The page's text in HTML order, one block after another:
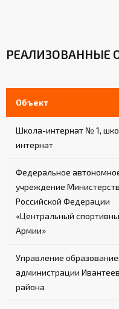
РЕАЛИЗОВАННЫЕ
Объект
Школа-интернат № 1,
интернат
Федеральное
учреждение
Российской Федерации
«Центральный
Армии»
Управление
администрации
района